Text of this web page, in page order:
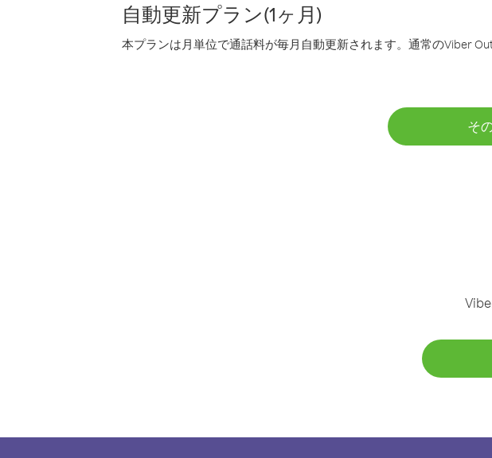
自動更新プラン(1ヶ月)
本プランは月単位で通話料が毎月自動更新されます。通常のViber
そ